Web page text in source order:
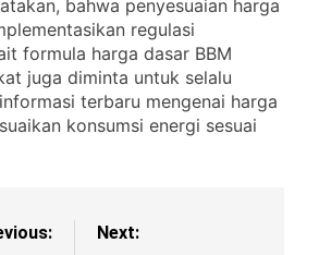
bahwa penyesuaian harga
regulasi
formula harga dasar BBM
juga diminta untuk selalu
terbaru mengenai harga
konsumsi energi sesuai
Next: